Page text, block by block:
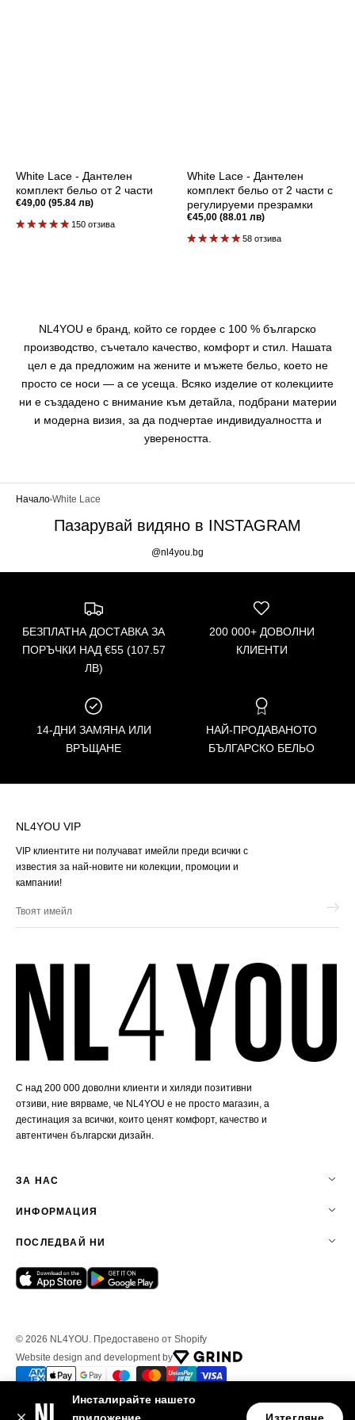
White Lace - Дантелен
комплект бельо от 2 части
Редовна
€49,00 (95.84 лв)
150 отзива
White Lace - Дантелен
комплект бельо от 2 части с
регулируеми презрамки
Редовна
€45,00 (88.01 лв)
58 отзива
NL4YOU е бранд, който се гордее с 100 % българско
производство, съчетало качество, комфорт и стил. Нашата
цел е да предложим на жените и мъжете бельо, което не
просто се носи — а се усеща. Всяко изделие от колекциите
ни е създадено с внимание към детайла, подбрани материи
и модерна визия, за да подчертае индивидуалността и
увереността.
Начало White Lace
Пазарувай видяно в INSTAGRAM
@nl4you.bg
БЕЗПЛАТНА ДОСТАВКА ЗА
ПОРЪЧКИ НАД €55 (107.57
ЛВ)
200 000+ ДОВОЛНИ
КЛИЕНТИ
14-ДНИ ЗАМЯНА ИЛИ
ВРЪЩАНЕ
НАЙ-ПРОДАВАНОТО
БЪЛГАРСКО БЕЛЬО
С над 200 000 доволни клиенти и хиляди позитивни
отзиви, ние вярваме, че NL4YOU е не просто магазин, а
дестинация за всички, които ценят комфорт, качество и
автентичен български дизайн.
ЗА НАС
ИНФОРМАЦИЯ
ПОСЛЕДВАЙ НИ
NL4YOU VIP
VIP клиентите ни получават имейли преди всички с
известия за най-новите ни колекции, промоции и
кампании!
Твоят
имейл
© 2026 NL4YOU. Предоставено от Shopify
Website design and development by
Инсталирайте нашето